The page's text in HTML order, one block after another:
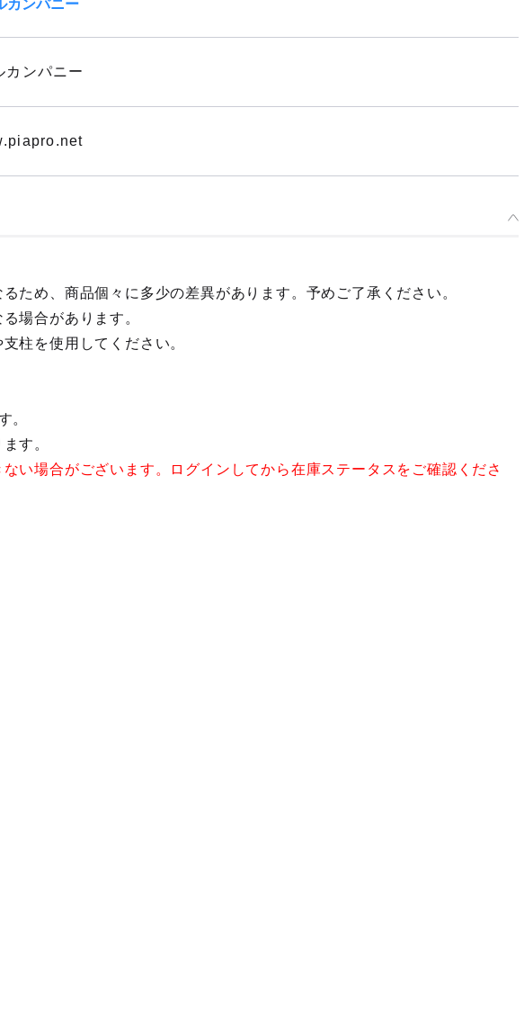
カンパニー
カンパニー
ため、商品個々に多少の差異があります。予めご了承ください。
場合があります。
柱を使用してください。
。
す。
い場合がございます。ログインしてから在庫ステータスをご確認くださ